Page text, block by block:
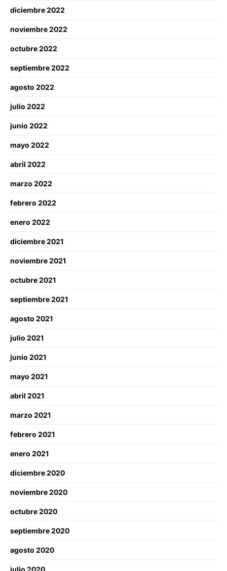
diciembre 2022
noviembre 2022
octubre 2022
septiembre 2022
agosto 2022
julio 2022
junio 2022
mayo 2022
abril 2022
marzo 2022
febrero 2022
enero 2022
diciembre 2021
noviembre 2021
octubre 2021
septiembre 2021
agosto 2021
julio 2021
junio 2021
mayo 2021
abril 2021
marzo 2021
febrero 2021
enero 2021
diciembre 2020
noviembre 2020
octubre 2020
septiembre 2020
agosto 2020